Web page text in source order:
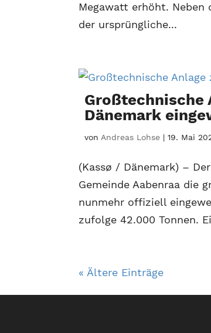
Megawatt erhöht.
der ursprüngliche...
Großtechnische
Dänemark
vonAndreas Lohse |19. Mai
(Kassø / Dänemark) –
Gemeinde Aabenraa die
nunmehr offiziell
zufolge 42.000 Tonnen.
« Ältere Einträge